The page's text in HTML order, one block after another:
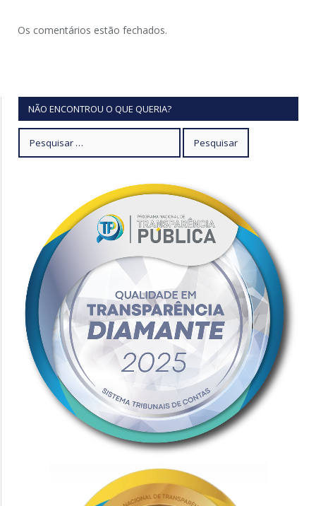
Os comentários estão fechados.
NÃO ENCONTROU O QUE QUERIA?